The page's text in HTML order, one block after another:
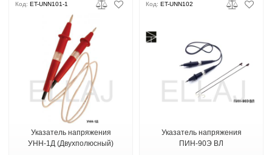
Код: ET-UNN101-1
Указатель напряжения
УНН-1Д (Двухполюсный)
Код: ET-UNN102
Указатель напряжения
ПИН-90Э ВЛ